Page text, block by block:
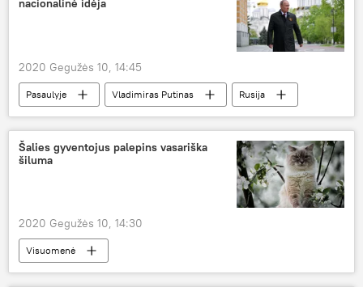
nacionalinė idėja
2020 Gegužės 10, 14:45
Pasaulyje Vladimiras Putinas
Rusija
praeitis
istorija
Šalies gyventojus palepins vasariška
šiluma
2020 Gegužės 10, 14:30
Visuomenė